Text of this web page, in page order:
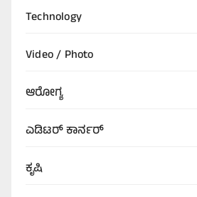
Technology
Video / Photo
ಆರೋಗ್ಯ
ಎಡಿಟರ್‌ ಕಾರ್ನರ್
ಕೃಷಿ